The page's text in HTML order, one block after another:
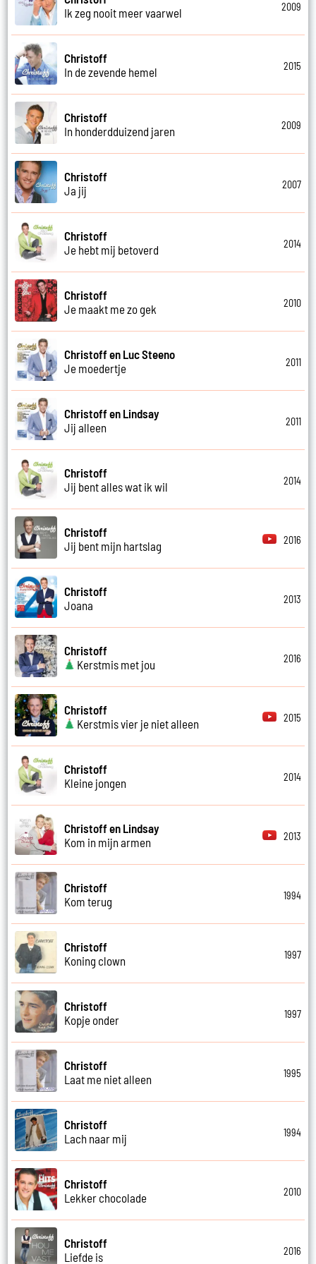
Ik zeg nooit meer vaarwel
2009
Christoff
In de zevende hemel
2015
Christoff
In honderdduizend jaren
2009
Christoff
Ja jij
2007
Christoff
Je hebt mij betoverd
2014
Christoff
Je maakt me zo gek
2010
Christoff en Luc Steeno
Je moedertje
2011
Christoff en Lindsay
Jij alleen
2011
Christoff
Jij bent alles wat ik wil
2014
Christoff
Jij bent mijn hartslag
2016
Christoff
Joana
2013
Christoff
Kerstmis met jou
2016
Christoff
Kerstmis vier je niet alleen
2015
Christoff
Kleine jongen
2014
Christoff en Lindsay
Kom in mijn armen
2013
Christoff
Kom terug
1994
Christoff
Koning clown
1997
Christoff
Kopje onder
1997
Christoff
Laat me niet alleen
1995
Christoff
Lach naar mij
1994
Christoff
Lekker chocolade
2010
Christoff
Liefde is
2016